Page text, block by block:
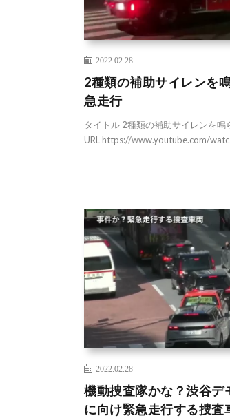
2022.02.28
2種類の補助サイレンを
急走行
タイトル 2種類の補助サイレンを
URL https://www.youtube.com/
2022.02.28
機動捜査隊かな？渋谷デ
に向け緊急走行する捜査